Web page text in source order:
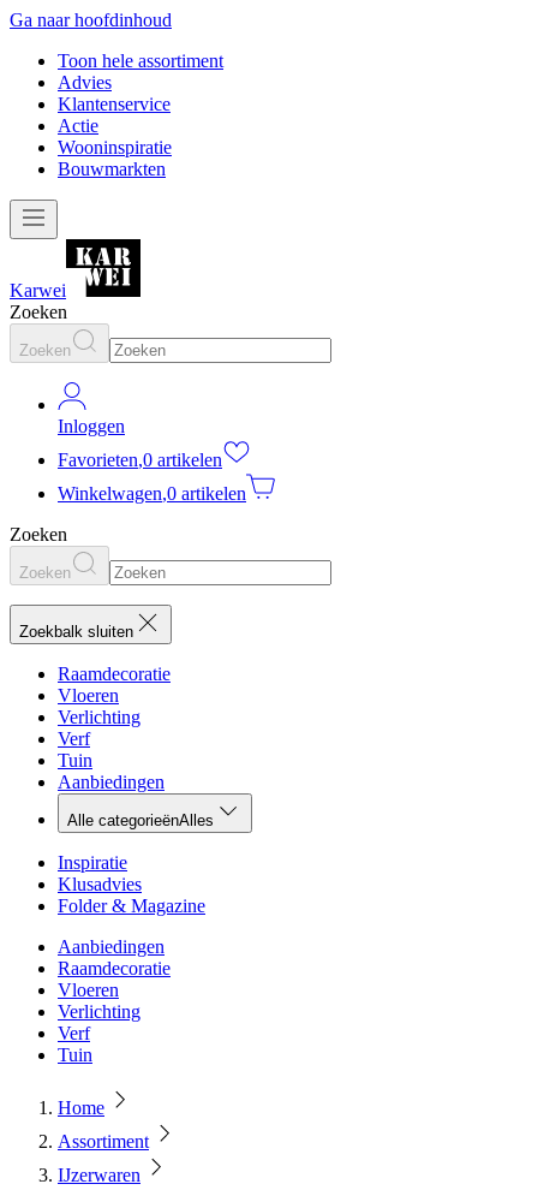
Ga naar hoofdinhoud
Toon hele assortiment
Advies
Klantenservice
Actie
Wooninspiratie
Bouwmarkten
Karwei
Zoeken
Zoeken
Inloggen
Favorieten,0 artikelen
Winkelwagen,0 artikelen
Zoeken
Zoeken
Zoekbalk sluiten
Raamdecoratie
Vloeren
Verlichting
Verf
Tuin
Aanbiedingen
Alle categorieënAlles
Inspiratie
Klusadvies
Folder & Magazine
Aanbiedingen
Raamdecoratie
Vloeren
Verlichting
Verf
Tuin
Home
Assortiment
IJzerwaren